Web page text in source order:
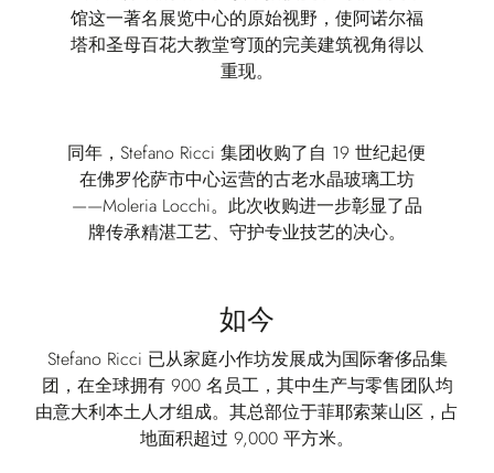
馆这一著名展览中心的原始视野，使阿诺尔福
塔和圣母百花大教堂穹顶的完美建筑视角得以
重现。
同年，Stefano Ricci 集团收购了自 19 世纪起便
在佛罗伦萨市中心运营的古老水晶玻璃工坊
——Moleria Locchi。此次收购进一步彰显了品
牌传承精湛工艺、守护专业技艺的决心。
如今
Stefano Ricci 已从家庭小作坊发展成为国际奢侈品集
团，在全球拥有 900 名员工，其中生产与零售团队均
由意大利本土人才组成。其总部位于菲耶索莱山区，占
地面积超过 9,000 平方米。